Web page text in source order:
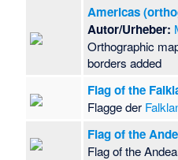
Americas
Autor/Urheber:
Orthographic
borders added
Flag of the
Flagge der
Flag of the
Flag of the